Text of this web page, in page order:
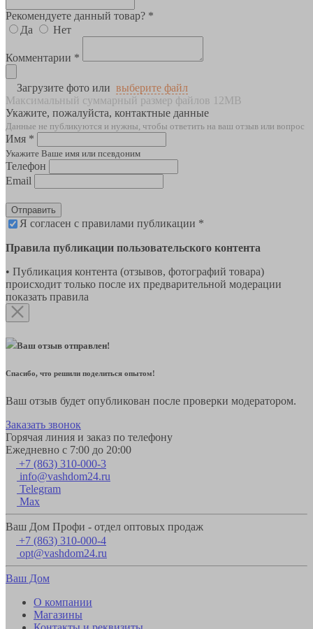
Рекомендуете данный товар? *
Да
Нет
Комментарии *
Загрузите фото или выберите файл
Максимальный суммарный размер файлов 12MB
Укажите, пожалуйста, контактные данные
Данные не публикуются и нужны, чтобы ответить на ваш отзыв или вопрос
Имя *
Укажите Ваше имя или псевдоним
Телефон
Email
Отправить
Я согласен с правилами публикации *
Правила публикации пользовательского контента
• Публикация контента (отзывов, фотографий товара)
происходит только после их предварительной модерации
показать правила
Ваш отзыв отправлен!
Спасибо, что решили поделиться опытом!
Ваш отзыв будет опубликован после проверки модератором.
Заказать звонок
Горячая линия и заказ по телефону
Ежедневно с 7:00 до 20:00
+7 (863) 310-000-3
info@vashdom24.ru
Telegram
Max
Ваш Дом Профи - отдел оптовых продаж
+7 (863) 310-000-4
opt@vashdom24.ru
Ваш Дом
О компании
Магазины